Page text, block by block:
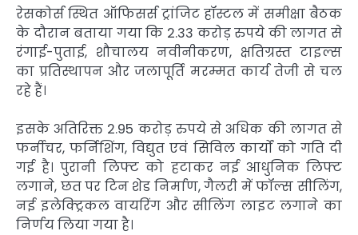
रेसकोर्स स्थित ऑफिसर्स ट्रांजिट हॉस्टल में समीक्षा बैठक
के दौरान बताया गया कि 2.33 करोड़ रुपये की लागत से
रंगाई-पुताई, शौचालय नवीनीकरण, क्षतिग्रस्त टाइल्स
का प्रतिस्थापन और जलापूर्ति मरम्मत कार्य तेजी से चल
रहे हैं।
इसके अतिरिक्त 2.95 करोड़ रुपये से अधिक की लागत से
फर्नीचर, फर्निशिंग, विद्युत एवं सिविल कार्यों को गति दी
गई है। पुरानी लिफ्ट को हटाकर नई आधुनिक लिफ्ट
लगाने, छत पर टिन शेड निर्माण, गैलरी में फॉल्स सीलिंग,
नई इलेक्ट्रिकल वायरिंग और सीलिंग लाइट लगाने का
निर्णय लिया गया है।